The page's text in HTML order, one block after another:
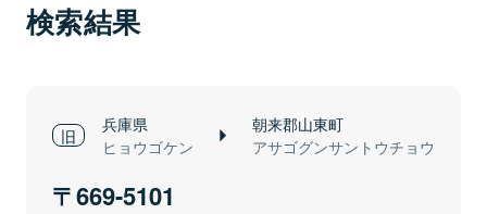
検索結果
兵庫県
ヒョウゴケン
朝来郡山東町
アサゴグンサントウチョウ
669-5101